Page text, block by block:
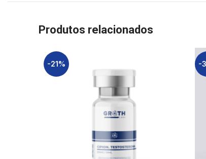
Produtos relacionados
-21% -